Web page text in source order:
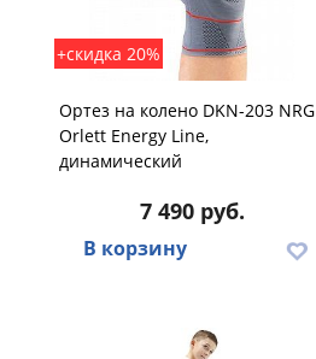
+скидка 20%
Ортез на колено DKN-203 NRG
Orlett Energy Line,
динамический
7 490 руб.
В корзину